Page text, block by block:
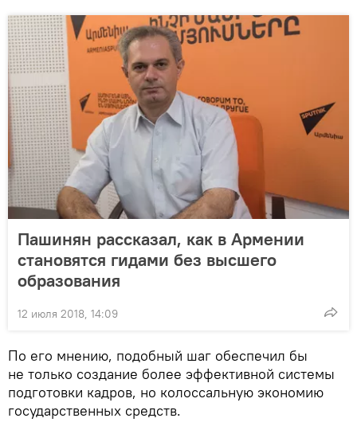
Пашинян рассказал, как в Армении
становятся гидами без высшего
образования
12 июля 2018, 14:09
По его мнению, подобный шаг обеспечил бы
не только создание более эффективной системы
подготовки кадров, но колоссальную экономию
государственных средств.